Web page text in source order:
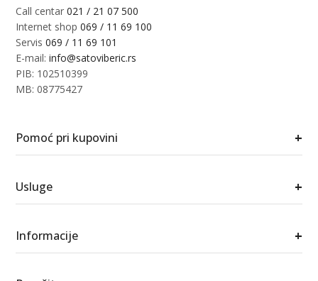
Call centar021 / 21 07 500
Internet shop069 / 11 69 100
Servis069 / 11 69 101
E-mail:info@satoviberic.rs
PIB: 102510399
MB: 08775427
Pomoć pri kupovini +
Usluge +
Informacije +